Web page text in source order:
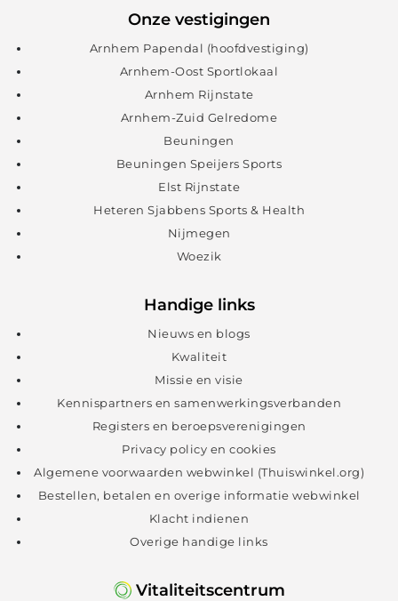
Onze vestigingen
Arnhem Papendal (hoofdvestiging)
Arnhem-Oost Sportlokaal
Arnhem Rijnstate
Arnhem-Zuid Gelredome
Beuningen
Beuningen Speijers Sports
Elst Rijnstate
Heteren Sjabbens Sports & Health
Nijmegen
Woezik
Handige links
Nieuws en blogs
Kwaliteit
Missie en visie
Kennispartners en samenwerkingsverbanden
Registers en beroepsverenigingen
Privacy policy en cookies
Algemene voorwaarden webwinkel (Thuiswinkel.org)
Bestellen, betalen en overige informatie webwinkel
Klacht indienen
Overige handige links
Vitaliteitscentrum